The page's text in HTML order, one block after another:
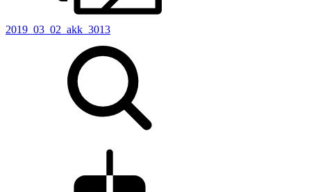
2019_03_02_akk_3013